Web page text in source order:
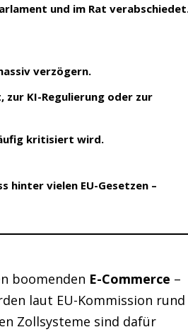
und im Rat
verzögern.
zur KI-Regulierung oder zur
kritisiert wird.
hinter vielen EU-Gesetzen –
boomenden E-Commerce –
laut EU-Kommission rund
Zollsysteme sind dafür